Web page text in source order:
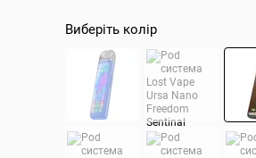
Виберіть колір